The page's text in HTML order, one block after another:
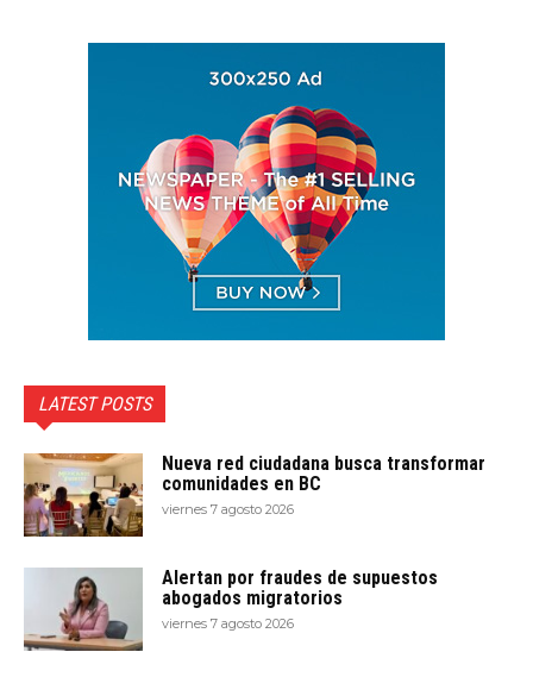
LATEST POSTS
Nueva red ciudadana busca transformar
comunidades en BC
viernes 7 agosto 2026
Alertan por fraudes de supuestos
abogados migratorios
viernes 7 agosto 2026